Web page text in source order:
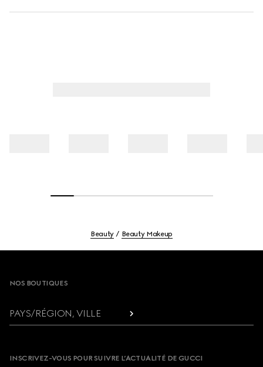
Beauty Beauty Makeup
NOS BOUTIQUES
PAYS/RÉGION, VILLE
INSCRIVEZ-VOUS POUR SUIVRE L’ACTUALITÉ DE GUCCI